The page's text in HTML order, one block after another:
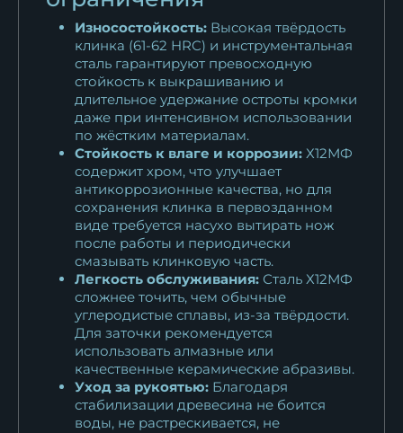
Износостойкость: Высокая твёрдость
клинка (61-62 HRC) и инструментальная
сталь гарантируют превосходную
стойкость к выкрашиванию и
длительное удержание остроты кромки
даже при интенсивном использовании
по жёстким материалам.
Стойкость к влаге и коррозии: Х12МФ
содержит хром, что улучшает
антикоррозионные качества, но для
сохранения клинка в первозданном
виде требуется насухо вытирать нож
после работы и периодически
смазывать клинковую часть.
Легкость обслуживания: Сталь Х12МФ
сложнее точить, чем обычные
углеродистые сплавы, из-за твёрдости.
Для заточки рекомендуется
использовать алмазные или
качественные керамические абразивы.
Уход за рукоятью: Благодаря
стабилизации древесина не боится
воды, не растрескивается, не